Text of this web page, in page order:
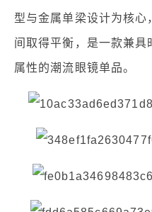
型与金属单梁设计为核心
间取得平衡，是一款兼具
属性的潮流眼镜单品。